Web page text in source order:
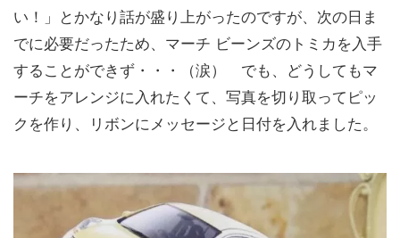
い！」とかなり話が盛り上がったのですが、次の日ま
でに必要だったため、マーチ ビーンズのトミカを入手
することができず・・・（涙） でも、どうしてもマ
ーチをアレンジに入れたくて、写真を切り取ってピッ
クを作り、リボンにメッセージと日付を入れました。